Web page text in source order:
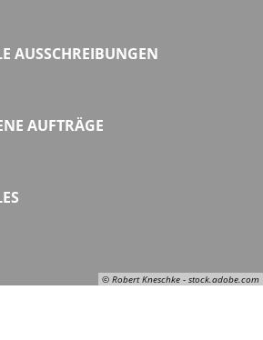
© Robert Kneschke - stock.adobe.com
AUSSCHREIBUNGEN
AUFTRÄGE